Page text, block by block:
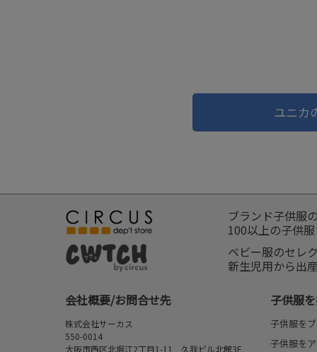
ユニカ
ブランド子供服
100以上の子供服
ベビー服のセレ
新生児用から出
会社概要/お問合せ先
株式会社サーカス
550-0014
大阪市西区北堀江2丁目1-11 久我ビル北館3F
子供服
子供服を
子供服を